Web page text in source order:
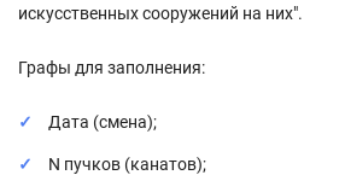
искусственных сооружений на них".
Графы для заполнения:
Дата (смена);
N пучков (канатов);